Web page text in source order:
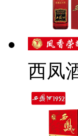
西凤